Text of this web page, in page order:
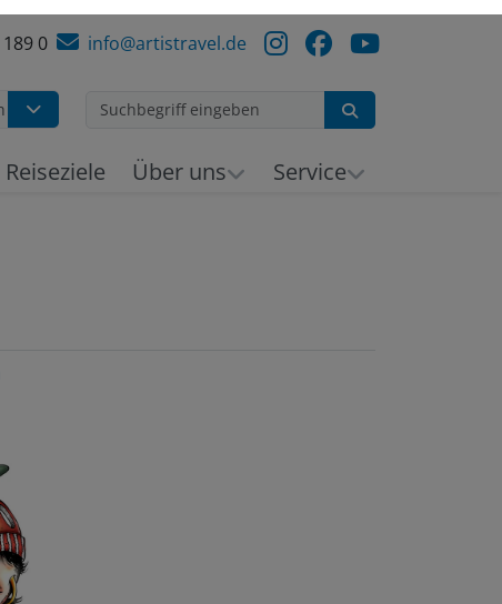
Suchen
Reiseziele Über uns Service